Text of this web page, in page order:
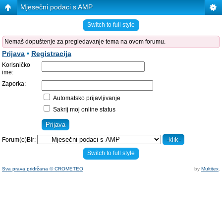
Mjesečni podaci s AMP
Switch to full style
Nemaš dopuštenje za pregledavanje tema na ovom forumu.
Prijava • Registracija
Korisničko
ime:
Zaporka:
Automatsko prijavljivanje
Sakrij moj online status
Forum(o)Bir:
Switch to full style
Sva prava pridržana © CROMETEO by Multitex